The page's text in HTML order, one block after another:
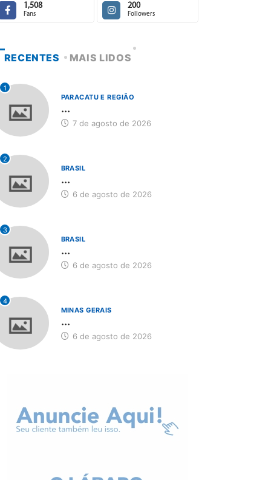
1,508
Fans
200
Followers
RECENTES MAIS LIDOS
1
PARACATU E REGIÃO
...
7 de agosto de 2026
2
BRASIL
...
6 de agosto de 2026
3
BRASIL
...
6 de agosto de 2026
4
MINAS GERAIS
...
6 de agosto de 2026